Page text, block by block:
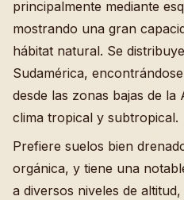
principalmente mediante
mostrando una gran
hábitat natural. Se
Sudamérica,
desde las zonas bajas de la
clima tropical y subtropical.
Prefiere suelos bien
orgánica, y tiene una
a diversos niveles de